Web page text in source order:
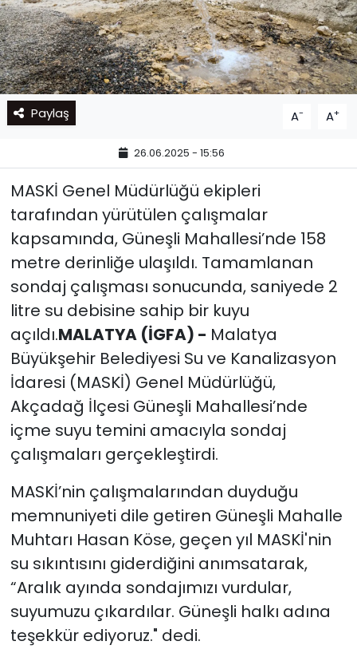
Paylaş A- A+
26.06.2025 - 15:56
MASKİ Genel Müdürlüğü ekipleri
tarafından yürütülen çalışmalar
kapsamında, Güneşli Mahallesi’nde 158
metre derinliğe ulaşıldı. Tamamlanan
sondaj çalışması sonucunda, saniyede 2
litre su debisine sahip bir kuyu
açıldı.MALATYA (İGFA) - Malatya
Büyükşehir Belediyesi Su ve Kanalizasyon
İdaresi (MASKİ) Genel Müdürlüğü,
Akçadağ İlçesi Güneşli Mahallesi’nde
içme suyu temini amacıyla sondaj
çalışmaları gerçekleştirdi.
MASKİ’nin çalışmalarından duyduğu
memnuniyeti dile getiren Güneşli Mahalle
Muhtarı Hasan Köse, geçen yıl MASKİ'nin
su sıkıntısını giderdiğini anımsatarak,
“Aralık ayında sondajımızı vurdular,
suyumuzu çıkardılar. Güneşli halkı adına
teşekkür ediyoruz." dedi.